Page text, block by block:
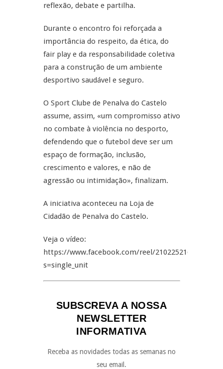
reflexão, debate e partilha.
Durante o encontro foi reforçada a
importância do respeito, da ética, do
fair play e da responsabilidade coletiva
para a construção de um ambiente
desportivo saudável e seguro.
O Sport Clube de Penalva do Castelo
assume, assim, «um compromisso ativo
no combate à violência no desporto,
defendendo que o futebol deve ser um
espaço de formação, inclusão,
crescimento e valores, e não de
agressão ou intimidação», finalizam.
A iniciativa aconteceu na Loja de
Cidadão de Penalva do Castelo.
Veja o vídeo:
https://www.facebook.com/reel/2102252160629196/
s=single_unit
SUBSCREVA A NOSSA
NEWSLETTER
INFORMATIVA
Receba as novidades todas as semanas no
seu email.